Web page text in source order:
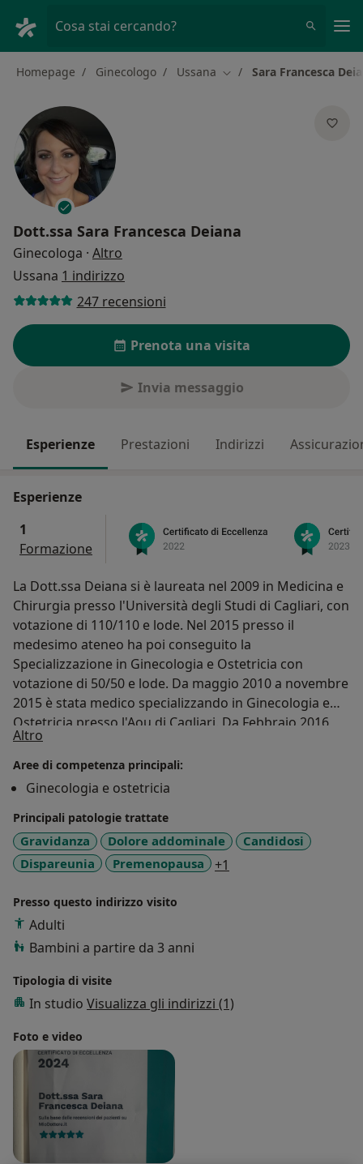
Cosa stai cercando?
Homepage Ginecologo Ussana Cambia città
Sara Francesca
Dott.ssa Sara Francesca Deiana
Ginecologa · Altro
Ussana 1 indirizzo
247 recensioni
Prenota una visita
Invia messaggio
Esperienze Prestazioni Indirizzi
Esperienze
1
Formazione
La Dott.ssa Deiana si è laureata nel 2009 in Medicina e
Chirurgia presso l'Università degli Studi di Cagliari, con
votazione di 110/110 e lode. Nel 2015 presso il
medesimo ateneo ha poi conseguito la
Specializzazione in Ginecologia e Ostetricia con
votazione di 50/50 e lode. Da maggio 2010 a novembre
2015 è stata medico specializzando in Ginecologia e
Ostetricia presso l'Aou di Cagliari. Da Febbraio 2016
esercita la sua attività libero professionale in qualità di
Specialista in Ginecologia e Ostetricia presso il proprio
studio medico sito in Ussana e da Agosto 2019 esercita
in qualità di dirigente medico presso il Reparto di
Ginecologia e Ostetricia dell’Ospedale Nostra Signora
di Bonaria di San Gavino
Altro
Aree di competenza principali:
Ginecologia e ostetricia
Principali patologie trattate
Gravidanza Dolore addominale
Candidosi
Dispareunia
Premenopausa +1
Presso questo indirizzo visito
Adulti
Bambini a partire da 3 anni
Tipologia di visite
In studio Visualizza gli indirizzi (1)
Foto e video